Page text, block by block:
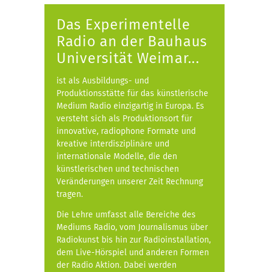
Das Experimentelle
Radio an der Bauhaus
Universität Weimar...
ist als Ausbildungs- und
Produktionsstätte für das künstlerische
Medium Radio einzigartig in Europa. Es
versteht sich als Produktionsort für
innovative, radiophone Formate und
kreative interdisziplinäre und
internationale Modelle, die den
künstlerischen und technischen
Veränderungen unserer Zeit Rechnung
tragen.
Die Lehre umfasst alle Bereiche des
Mediums Radio, vom Journalismus über
Radiokunst bis hin zur Radioinstallation,
dem Live-Hörspiel und anderen Formen
der Radio Aktion. Dabei werden